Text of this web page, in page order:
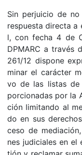
Sin per­jui­cio de
res­pues­ta di­rec­ta
l, con fe­cha 4 de
DPMARC a tra­vés
261/12 dis­po­ne
mi­nar el ca­rác­ter
vo de las lis­tas
por­cio­na­das por la
ción li­mi­tan­do al
do en sus
ce­so de
nes ju­di­cia­les en